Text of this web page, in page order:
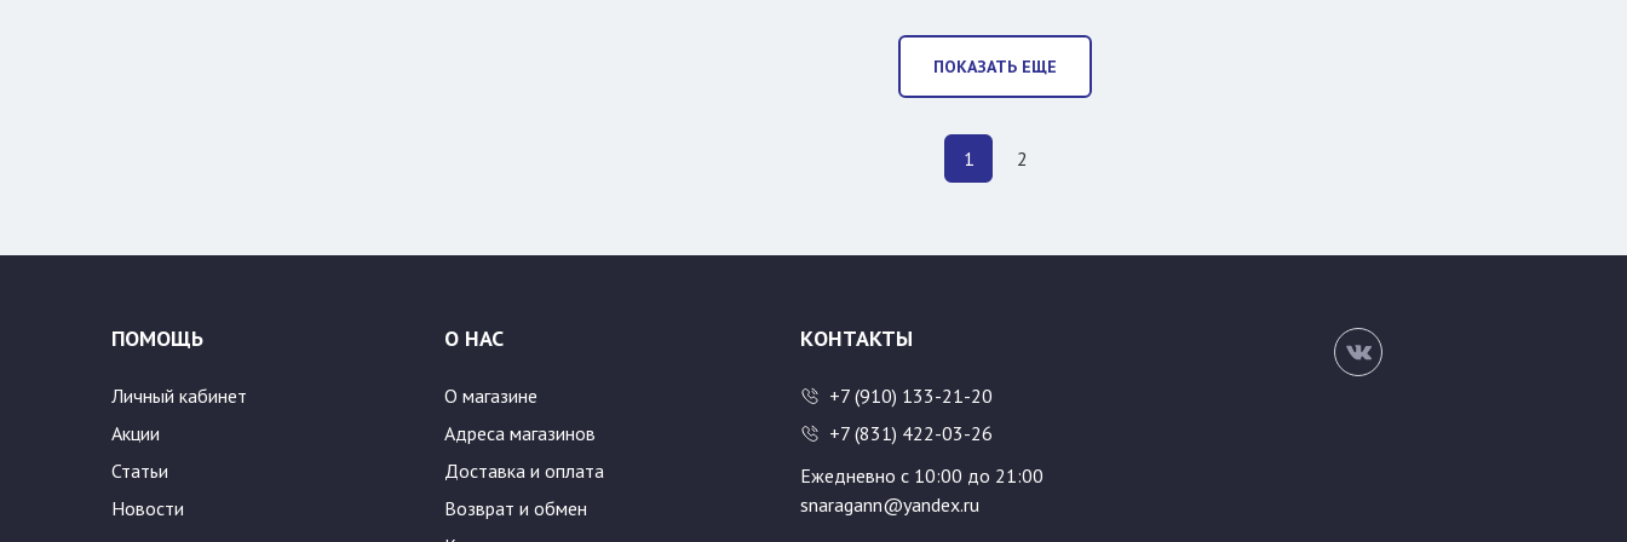
ПОКАЗАТЬ ЕЩЕ
1 2
ПОМОЩЬ
Личный кабинет
Акции
Статьи
Новости
О НАС
О магазине
Адреса магазинов
Доставка и оплата
Возврат и обмен
КОНТАКТЫ
+7 (910) 133-21-20
+7 (831) 422-03-26
Ежедневно с 10:00 до 21:00
snaragann@yandex.ru